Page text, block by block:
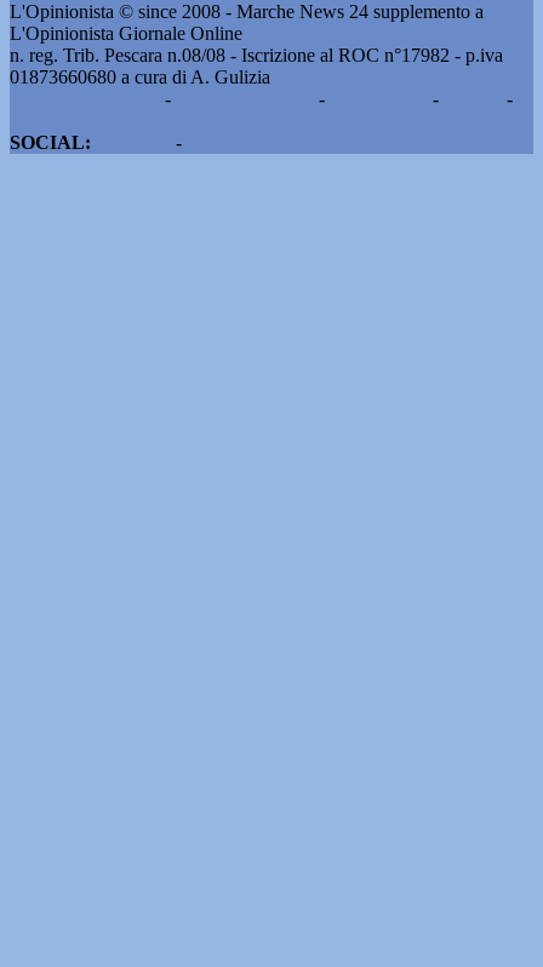
L'Opinionista © since 2008 - Marche News 24 supplemento a
L'Opinionista Giornale Online
n. reg. Trib. Pescara n.08/08 - Iscrizione al ROC n°17982 - p.iva
01873660680 a cura di A. Gulizia
- - -
-
SOCIAL:
-